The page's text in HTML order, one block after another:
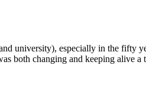
university), especially in the fifty
both changing and keeping alive